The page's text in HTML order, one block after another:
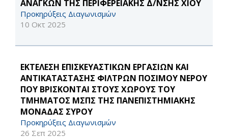
ΑΝΑΓΚΩΝ ΤΗΣ ΠΕΡΙΦΕΡΕΙΑΚΗΣ Δ/ΝΣΗΣ ΧΙΟΥ
Προκηρύξεις Διαγωνισμών
10 Οκτ 2025
ΕΚΤΕΛΕΣΗ ΕΠΙΣΚΕΥΑΣΤΙΚΩΝ ΕΡΓΑΣΙΩΝ ΚΑΙ
ΑΝΤΙΚΑΤΑΣΤΑΣΗΣ ΦΙΛΤΡΩΝ ΠΟΣΙΜΟΥ ΝΕΡΟΥ
ΠΟΥ ΒΡΙΣΚΟΝΤΑΙ ΣΤΟΥΣ ΧΩΡΟΥΣ ΤΟΥ
ΤΜΗΜΑΤΟΣ ΜΣΠΣ ΤΗΣ ΠΑΝΕΠΙΣΤΗΜΙΑΚΗΣ
ΜΟΝΑΔΑΣ ΣΥΡΟΥ
Προκηρύξεις Διαγωνισμών
26 Σεπ 2025